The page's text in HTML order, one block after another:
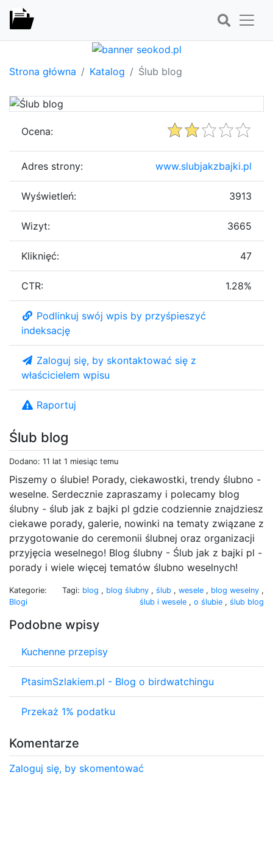
Strona główna Katalog Ślub blog
Ślub blog
Dodano: 11 lat 1 miesiąc temu
Piszemy o ślubie! Porady, ciekawostki, trendy ślubno -
weselne. Serdecznie zapraszamy i polecamy blog
ślubny - ślub jak z bajki pl gdzie codziennie znajdziesz
ciekawe porady, galerie, nowinki na tematy związane z
przygotowanie do ceremonii ślubnej oraz organizacji
przyjęcia weselnego! Blog ślubny - Ślub jak z bajki pl -
porady i wiele więcej tematów ślubno weselnych!
Kategorie:
Blogi
Tagi: blog , blog ślubny , ślub , wesele , blog weselny ,
ślub i wesele , o ślubie , ślub blog
Podobne wpisy
Kuchenne przepisy
PtasimSzlakiem.pl - Blog o birdwatchingu
Przekaż 1% podatku
Komentarze
Zaloguj się, by skomentować
Ocena:
Adres strony: www.slubjakzbajki.pl
Wyświetleń: 3913
Wizyt: 3665
Kliknięć: 47
CTR: 1.28%
Podlinkuj swój wpis by przyśpieszyć
indeksację
Zaloguj się, by skontaktować się z
właścicielem wpisu
Raportuj